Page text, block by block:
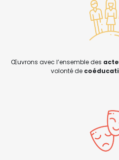
Œuvrons avec l’ensemble des
volonté de